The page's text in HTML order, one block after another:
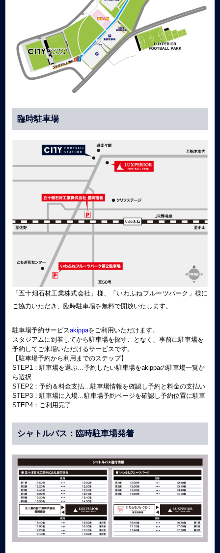
臨時駐車場
「五十畑石材工業株式会社」様、「いわふねフルーツパーク」様に
ご協力いただき、臨時駐車場を無料で開放いたします。
駐車場予約サービスakippaをご利用いただけます。
スタジアムに到着してから駐車場を探すことなく、事前に駐車場を
予約してご来場いただけるサービスです。
【駐車場予約から利用までのステップ】
STEP1：駐車場を選ぶ…予約したい駐車場をakippaの駐車場一覧か
ら選択
STEP2：予約＆料金支払…駐車場情報を確認し予約と料金の支払い
STEP3：駐車場に入場…駐車場予約ページを確認し予約位置に駐車
STEP4：ご利用完了
シャトルバス：臨時駐車場発着